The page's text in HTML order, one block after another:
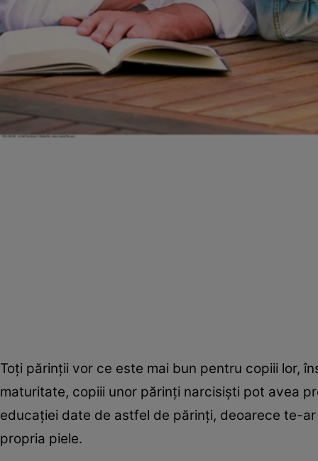
Toţi părinţii vor ce este mai bun pentru copiii lor,
maturitate, copiii unor părinţi narcisişti pot avea
educaţiei date de astfel de părinţi, deoarece te-
propria piele.